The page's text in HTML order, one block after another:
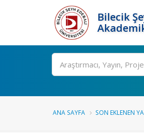
Bilecik
Ara
ANA SAYFA SON EKLENEN